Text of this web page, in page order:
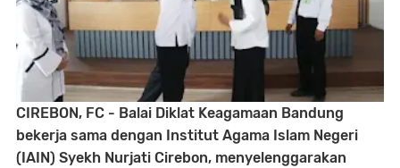
CIREBON, FC - Balai Diklat Keagamaan Bandung
bekerja sama dengan Institut Agama Islam Negeri
(IAIN) Syekh Nurjati Cirebon, menyelenggarakan